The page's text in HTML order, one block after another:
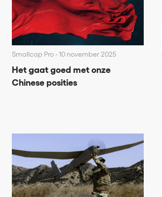
Smallcap Pro 10 november 2025
Het gaat goed met onze
Chinese posities